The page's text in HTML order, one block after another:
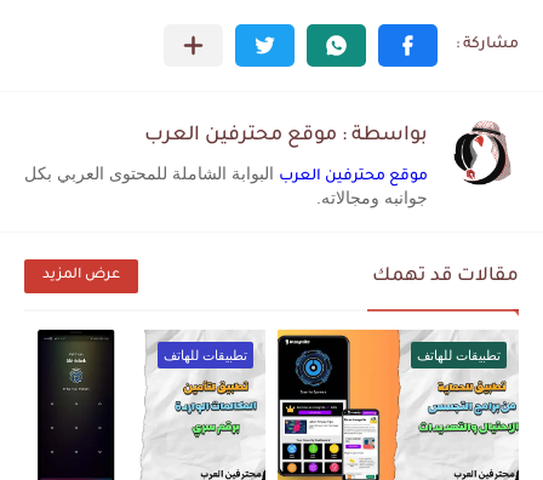
بواسطة : موقع محترفين العرب
موقع محترفين العرب البوابة الشاملة للمحتوى العربي بكل
جوانبه ومجالاته.
مقالات قد تهمك عرض المزيد
تطبيقات للهاتف تطبيقات للهاتف